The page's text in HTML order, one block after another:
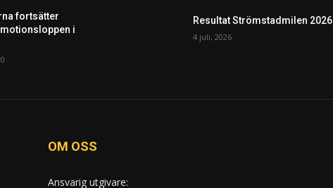
fortsätter
i
Resultat Strömstadmilen 2026
4 juli, 2026
OM OSS
Ansvarig utgivare: